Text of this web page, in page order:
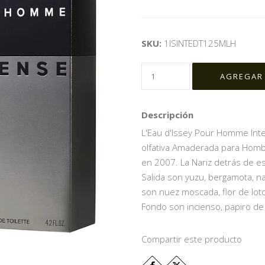
SKU: 1ISINTEDT125MLH
Descripción
L'Eau d'Issey Pour Homme
olfativa Amaderada para
en 2007. La Nariz detrás de
Salida son yuzu, bergamota,
son nuez moscada, flor de
Fondo son incienso, papiro
Compartir este producto